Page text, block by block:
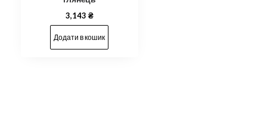
3,143 ₴
Додати в кошик